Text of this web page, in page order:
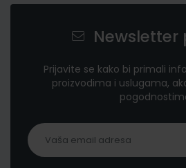
Newsletter
Prijavite se kako bi primali
proizvodima i uslugama,